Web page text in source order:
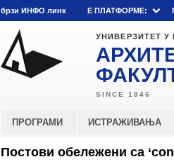
брзи ИНФО линк E ПЛАТФОРМЕ:
УНИВЕРЗИТЕТ У
ПРОГРАМИ ИСТРАЖИВАЊА
Постови обележени са